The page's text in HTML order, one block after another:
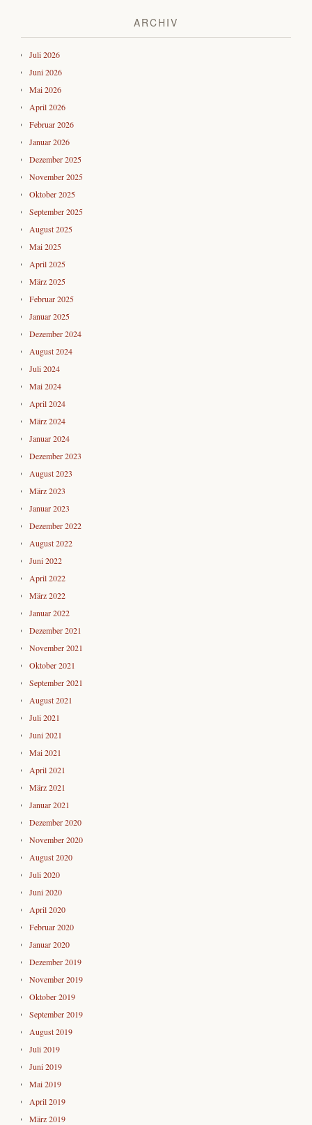
ARCHIV
Juli 2026
Juni 2026
Mai 2026
April 2026
Februar 2026
Januar 2026
Dezember 2025
November 2025
Oktober 2025
September 2025
August 2025
Mai 2025
April 2025
März 2025
Februar 2025
Januar 2025
Dezember 2024
August 2024
Juli 2024
Mai 2024
April 2024
März 2024
Januar 2024
Dezember 2023
August 2023
März 2023
Januar 2023
Dezember 2022
August 2022
Juni 2022
April 2022
März 2022
Januar 2022
Dezember 2021
November 2021
Oktober 2021
September 2021
August 2021
Juli 2021
Juni 2021
Mai 2021
April 2021
März 2021
Januar 2021
Dezember 2020
November 2020
August 2020
Juli 2020
Juni 2020
April 2020
Februar 2020
Januar 2020
Dezember 2019
November 2019
Oktober 2019
September 2019
August 2019
Juli 2019
Juni 2019
Mai 2019
April 2019
März 2019